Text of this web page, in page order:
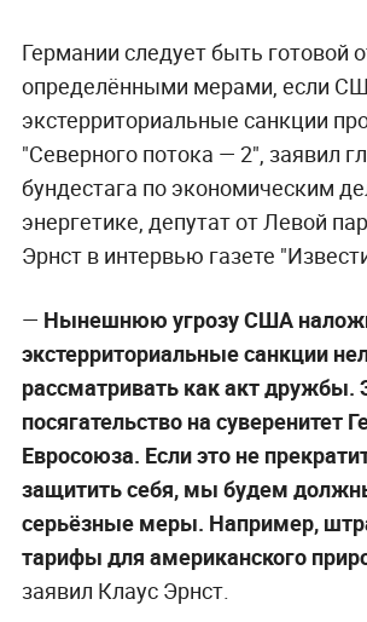
Германии следует быть готовой
определёнными мерами, если
экстерриториальные санкции
"Северного потока — 2", заявил
бундестага по экономическим
энергетике, депутат от Левой
Эрнст в интервью газете
— Нынешнюю угрозу США
экстерриториальные санкции
рассматривать как акт дружбы.
посягательство на суверенитет
Евросоюза. Если это не
защитить себя, мы будем
серьёзные меры. Например,
тарифы для американского
заявил Клаус Эрнст.